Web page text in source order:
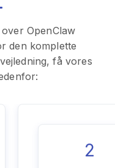
OpenClaw
den komplette
få vores
2